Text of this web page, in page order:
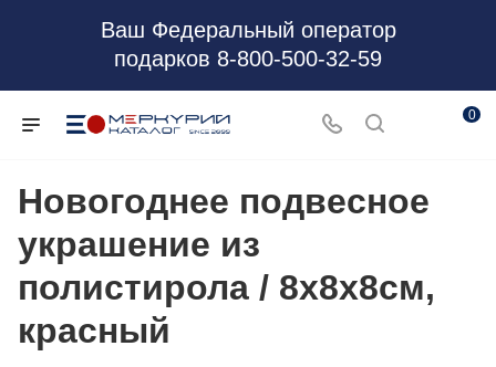
Ваш Федеральный оператор
подарков 8-800-500-32-59
0
Новогоднее подвесное
украшение из
полистирола / 8x8x8см,
красный